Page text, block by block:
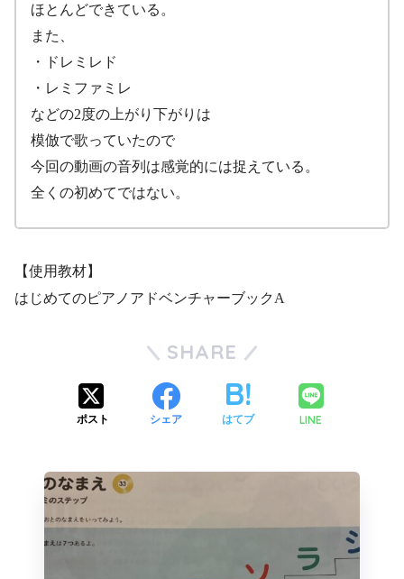
ほとんどできている。
また、
・ドレミレド
・レミファミレ
などの2度の上がり下がりは
模倣で歌っていたので
今回の動画の音列は感覚的には捉えている。
全くの初めてではない。
【使用教材】
はじめてのピアノアドベンチャーブックA
SHARE
ポスト シェア はてブ LINE